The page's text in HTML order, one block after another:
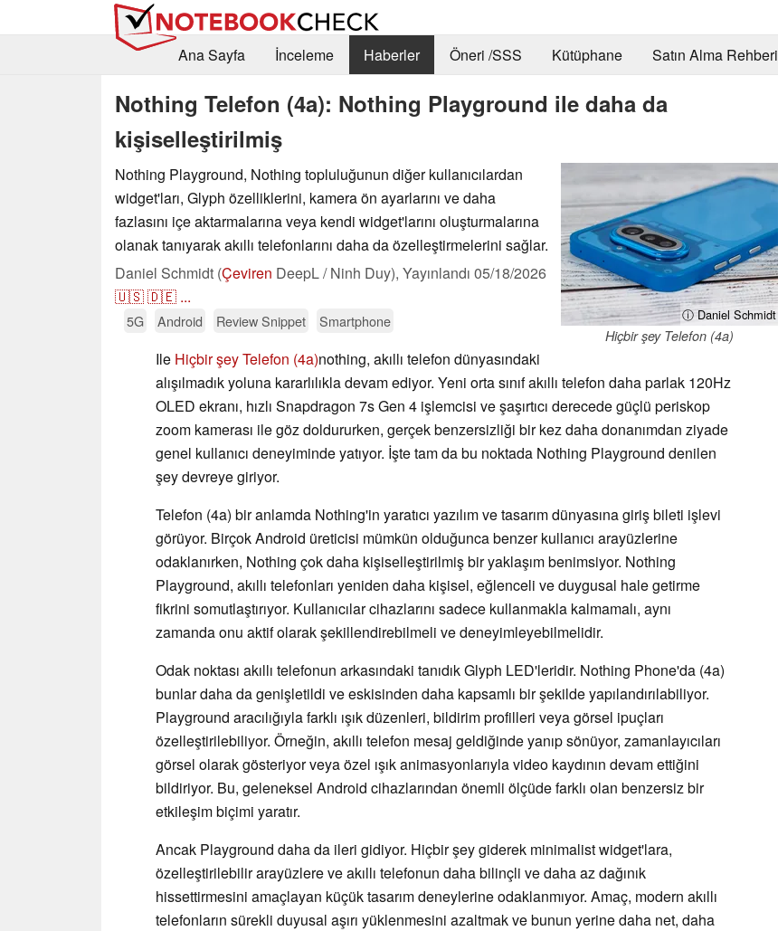
Ana Sayfa
İnceleme Haberler Öneri /SSS Kütüphane Satın Alma Rehberi
Nothing Telefon (4a): Nothing Playground ile daha da
kişiselleştirilmiş
ⓘ Daniel Schmidt
Hiçbir şey Telefon (4a)
Nothing Playground, Nothing topluluğunun diğer kullanıcılardan
widget'ları, Glyph özelliklerini, kamera ön ayarlarını ve daha
fazlasını içe aktarmalarına veya kendi widget'larını oluşturmalarına
olanak tanıyarak akıllı telefonlarını daha da özelleştirmelerini sağlar.
Daniel Schmidt (Çeviren DeepL / Ninh Duy), Yayınlandı 05/18/2026
🇺🇸🇩🇪 ...
5G Android Review Snippet Smartphone
Ile Hiçbir şey Telefon (4a)nothing, akıllı telefon dünyasındaki
alışılmadık yoluna kararlılıkla devam ediyor. Yeni orta sınıf akıllı telefon daha parlak 120Hz
OLED ekranı, hızlı Snapdragon 7s Gen 4 işlemcisi ve şaşırtıcı derecede güçlü periskop
zoom kamerası ile göz doldururken, gerçek benzersizliği bir kez daha donanımdan ziyade
genel kullanıcı deneyiminde yatıyor. İşte tam da bu noktada Nothing Playground denilen
şey devreye giriyor.
Telefon (4a) bir anlamda Nothing'in yaratıcı yazılım ve tasarım dünyasına giriş bileti işlevi
görüyor. Birçok Android üreticisi mümkün olduğunca benzer kullanıcı arayüzlerine
odaklanırken, Nothing çok daha kişiselleştirilmiş bir yaklaşım benimsiyor. Nothing
Playground, akıllı telefonları yeniden daha kişisel, eğlenceli ve duygusal hale getirme
fikrini somutlaştırıyor. Kullanıcılar cihazlarını sadece kullanmakla kalmamalı, aynı
zamanda onu aktif olarak şekillendirebilmeli ve deneyimleyebilmelidir.
Odak noktası akıllı telefonun arkasındaki tanıdık Glyph LED'leridir. Nothing Phone'da (4a)
bunlar daha da genişletildi ve eskisinden daha kapsamlı bir şekilde yapılandırılabiliyor.
Playground aracılığıyla farklı ışık düzenleri, bildirim profilleri veya görsel ipuçları
özelleştirilebiliyor. Örneğin, akıllı telefon mesaj geldiğinde yanıp sönüyor, zamanlayıcıları
görsel olarak gösteriyor veya özel ışık animasyonlarıyla video kaydının devam ettiğini
bildiriyor. Bu, geleneksel Android cihazlarından önemli ölçüde farklı olan benzersiz bir
etkileşim biçimi yaratır.
Ancak Playground daha da ileri gidiyor. Hiçbir şey giderek minimalist widget'lara,
özelleştirilebilir arayüzlere ve akıllı telefonun daha bilinçli ve daha az dağınık
hissettirmesini amaçlayan küçük tasarım deneylerine odaklanmıyor. Amaç, modern akıllı
telefonların sürekli duyusal aşırı yüklenmesini azaltmak ve bunun yerine daha net, daha